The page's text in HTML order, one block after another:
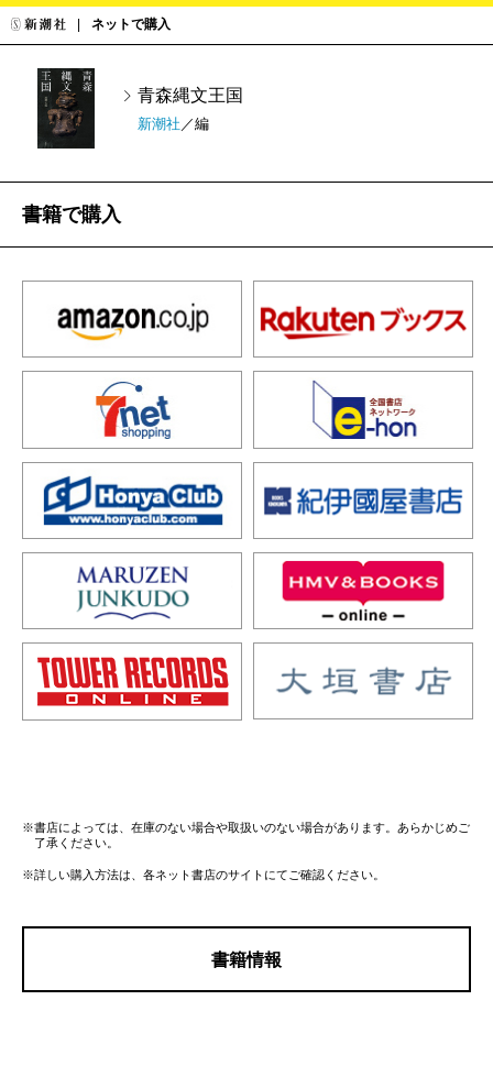
ネットで購入
青森縄文王国
新潮社 ／編
書籍で購入
※書店によっては、在庫のない場合や取扱いのない場合があります。あらかじめご
了承ください。
※詳しい購入方法は、各ネット書店のサイトにてご確認ください。
書籍情報